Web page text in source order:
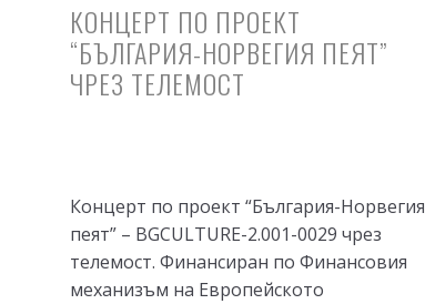
КОНЦЕРТ ПО ПРОЕКТ
“БЪЛГАРИЯ-НОРВЕГИЯ ПЕЯТ”
ЧРЕЗ ТЕЛЕМОСТ
Концерт по проект “България-Норвегия
пеят” – BGCULTURE-2.001-0029 чрез
телемост. Финансиран по Финансовия
механизъм на Европейското